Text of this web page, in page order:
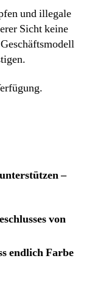
und illegale
Sicht keine
–
von
endlich Farbe